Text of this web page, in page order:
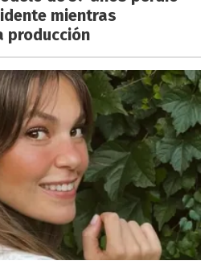
mientras
producción